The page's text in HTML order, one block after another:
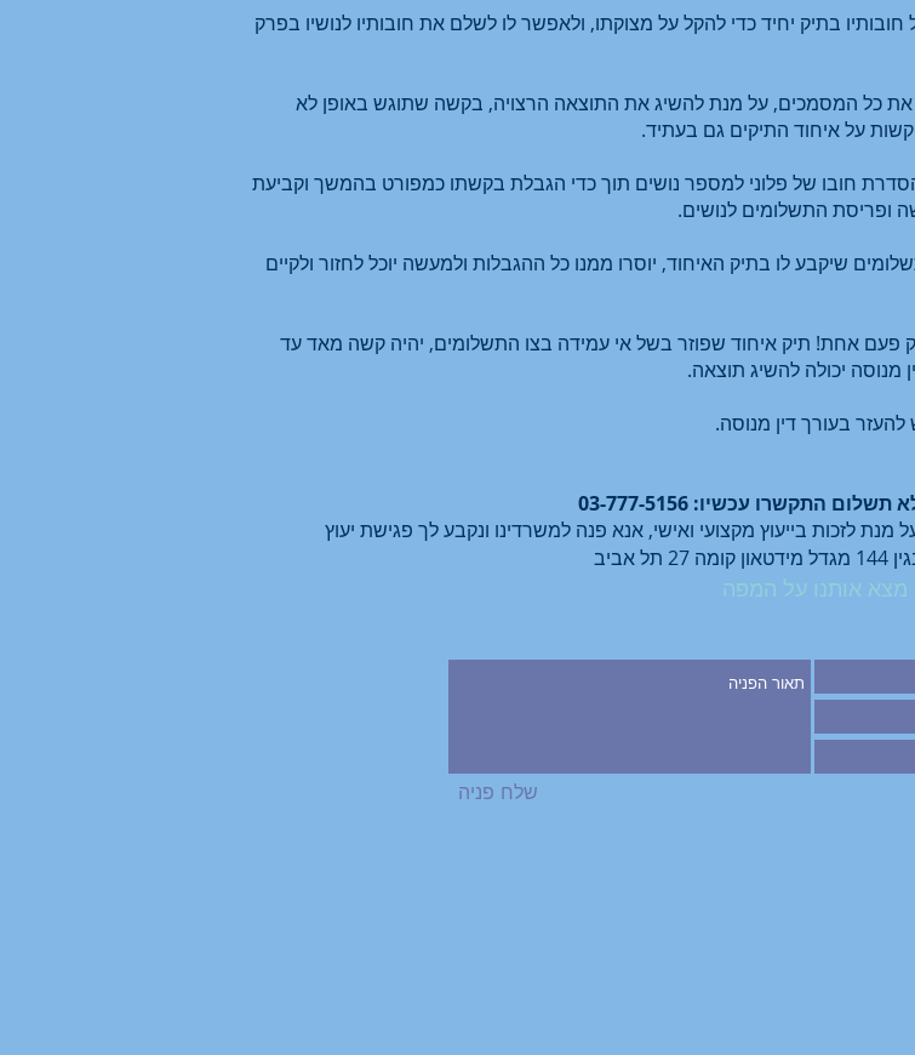
בתיק יחיד כדי להקל על מצוקתו, ולאפשר לו לשלם את חובותיו לנושיו בפרק
כל המסמכים, על מנת להשיג את התוצאה הרצויה, בקשה שתוגש באופן לא
על איחוד התיקים גם בעתיד.
חובו של פלוני למספר נושים תוך כדי הגבלת בקשתו כמפורט בהמשך וקביעת
ופריסת התשלומים לנושים.
שיקבע לו בתיק האיחוד, יוסרו ממנו כל ההגבלות ולמעשה יוכל לחזור ולקיים
פעם אחת! תיק איחוד שפוזר בשל אי עמידה בצו התשלומים, יהיה קשה מאד עד
יכולה להשיג תוצאה.
בעורך דין מנוסה.
התקשרו עכשיו: 03-777-5156
אביב
מצא אותנו על המפה
שלח פניה